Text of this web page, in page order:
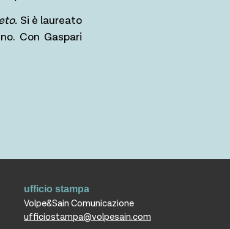
Si è laureato
Con Gaspari
ufficio stampa
Volpe&Sain Comunicazione
ufficiostampa@volpesain.com